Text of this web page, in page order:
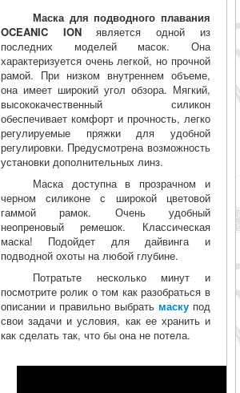
Маска для подводного плавания
OCEANIC IONявляется одной из
последних моделей масок. Она
характеризуется очень легкой, но прочной
рамой. При низком внутреннем объеме,
она имеет широкий угол обзора. Мягкий,
высококачественный силикон
обеспечивает комфорт и прочность, легко
регулируемые пряжки для удобной
регулировки. Предусмотрена возможность
установки дополнительных линз.
Маска доступна в прозрачном и
черном силиконе с широкой цветовой
гаммой рамок. Очень удобный
неопреновый ремешок. Классическая
маска! Подойдет для дайвинга и
подводной охоты на любой глубине.
Потратьте несколько минут и
посмотрите ролик о том как разобраться в
описании и правильно выбрать маскупод
свои задачи и условия, как ее хранить и
как сделать так, что бы она не потела.